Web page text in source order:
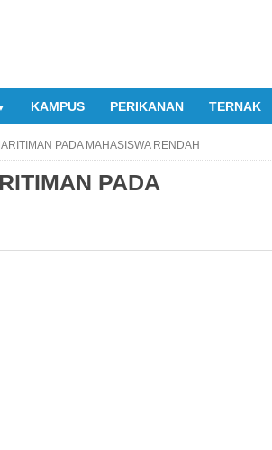
KAMPUS PERIKANAN TERNAK
PADA MAHASISWA RENDAH
PADA